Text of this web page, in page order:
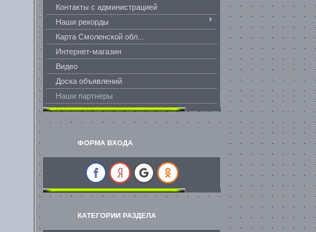
Контакты с администрацией
Наши рекорды
Карта Смоленской обл...
Интернет-магазин
Видео
Доска объявлений
Наши партнеры
ФОРМА ВХОДА
КАТЕГОРИИ РАЗДЕЛА